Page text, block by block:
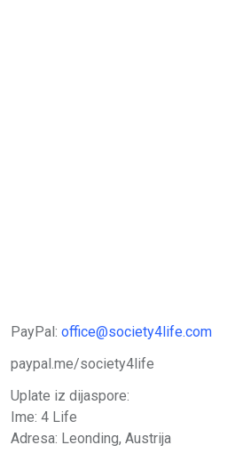
PayPal: office@society4life.com
paypal.me/society4life
Uplate iz dijaspore:
Ime: 4 Life
Adresa: Leonding, Austrija